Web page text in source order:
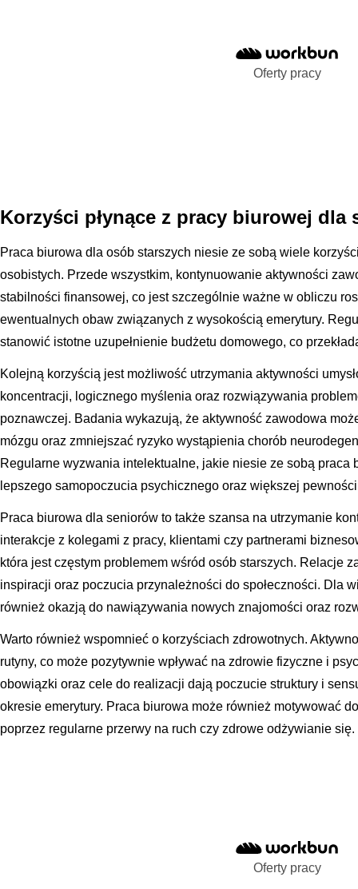
Oferty pracy
Korzyści płynące z pracy biurowej dla
Praca biurowa dla osób starszych niesie ze sobą wiele
osobistych. Przede wszystkim, kontynuowanie aktywności
stabilności finansowej, co jest szczególnie ważne w obliczu
ewentualnych obaw związanych z wysokością emerytury.
stanowić istotne uzupełnienie budżetu domowego, co
Kolejną korzyścią jest możliwość utrzymania aktywności
koncentracji, logicznego myślenia oraz rozwiązywania
poznawczej. Badania wykazują, że aktywność zawodowa
mózgu oraz zmniejszać ryzyko wystąpienia chorób
Regularne wyzwania intelektualne, jakie niesie ze sobą praca
lepszego samopoczucia psychicznego oraz większej
Praca biurowa dla seniorów to także szansa na utrzymanie
interakcje z kolegami z pracy, klientami czy partnerami
która jest częstym problemem wśród osób starszych. Relacje
inspiracji oraz poczucia przynależności do społeczności. Dla
również okazją do nawiązywania nowych znajomości oraz
Warto również wspomnieć o korzyściach zdrowotnych.
rutyny, co może pozytywnie wpływać na zdrowie fizyczne i
obowiązki oraz cele do realizacji dają poczucie struktury i
okresie emerytury. Praca biurowa może również motywować
poprzez regularne przerwy na ruch czy zdrowe odżywianie się.
Oferty pracy